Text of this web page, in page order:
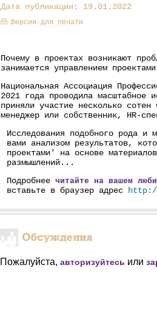
Дата публикации: 19.01.2022
Версия для печати
Почему в проектах возникают
занимается управлением
Национальная Ассоциация
2021 года проводила масштабное
приняли участие несколько
менеджер или собственник, HR-
Исследования подобного рода
вами анализом результатов,
проектами' на основе
размышлений...
Подробнее читайте на вашем
вставьте в браузер адрес
Пожалуйста, авторизуйтесь или